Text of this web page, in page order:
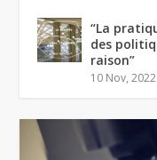
“La
des
raison”
10 Nov, 2022